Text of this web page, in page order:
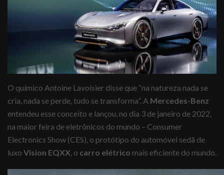
O químico Antoine Lavoisier disse que “na natureza nada se
cria, nada se perde, tudo se transforma”. A Mercedes-Benz
entendeu esse conceito e lançou, no dia 3 de janeiro de 2022,
na maior feira de eletrônicos do mundo – Consumer
Electronics Show (CES), o protótipo do automóvel sedã de
luxo Vision EQXX, o carro elétrico mais eficiente do mundo.